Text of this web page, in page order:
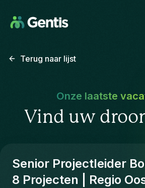
Terug naar lijst
Onze laatste
Vind uw
Senior Projectleider
8 Projecten | Regio